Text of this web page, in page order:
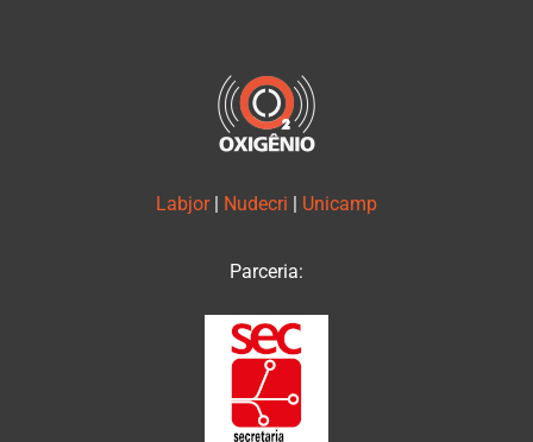
Labjor | Nudecri | Unicamp
Parceria: